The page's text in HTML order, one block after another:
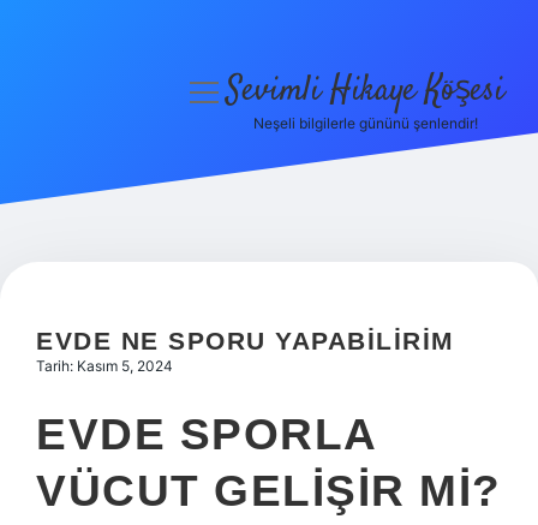
Hakkımızda
menüyüSevimli Hikaye Köşesi
Neşeli bilgilerle gününü şenlendir!
EVDE NE SPORU YAPABILIRIM
Tarih: Kasım 5, 2024
EVDE SPORLA
VÜCUT GELIŞIR MI?